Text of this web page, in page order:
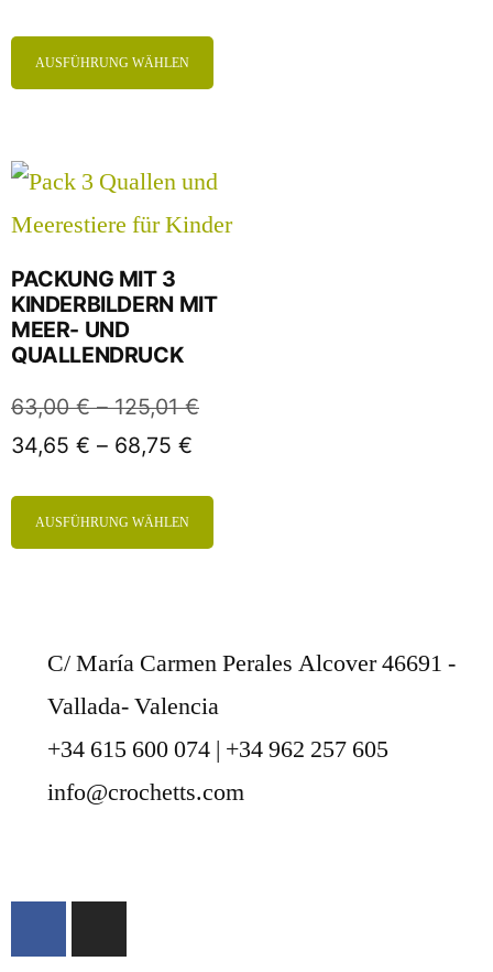
AUSFÜHRUNG WÄHLEN
PACKUNG MIT 3
KINDERBILDERN MIT
MEER- UND
QUALLENDRUCK
63,00€ –125,01€
34,65 € – 68,75 €
AUSFÜHRUNG WÄHLEN
C/ María Carmen Perales Alcover 46691 -
Vallada- Valencia
+34 615 600 074 | +34 962 257 605
info@crochetts.com